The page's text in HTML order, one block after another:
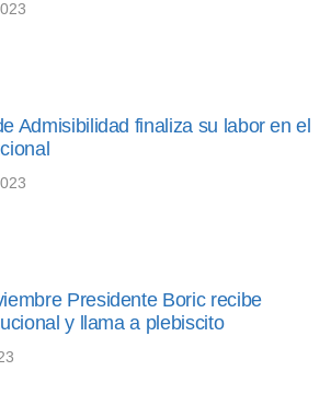
Admisibilidad finaliza su labor en el
Presidente Boric recibe
y llama a plebiscito